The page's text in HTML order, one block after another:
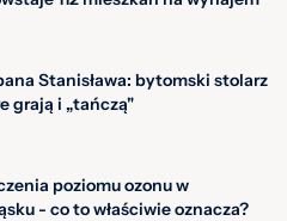
Stanisława: bytomski stolarz
grają i „tańczą"
poziomu ozonu w
- co to właściwie oznacza?